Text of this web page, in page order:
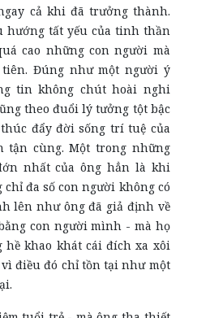
cả khi đã trưởng thành.
hướng tất yếu của tinh thần
cao những con người mà
Đúng như một người ý
tin không chút hoài nghi
theo đuổi lý tưởng tột bậc
đẩy đời sống trí tuệ của
tận cùng. Một trong những
nhất của ông hẳn là khi
đa số con người không có
lên như ông đã giả định về
con người mình - mà họ
hề khao khát cái đích xa xôi
điều đó chỉ tồn tại như một